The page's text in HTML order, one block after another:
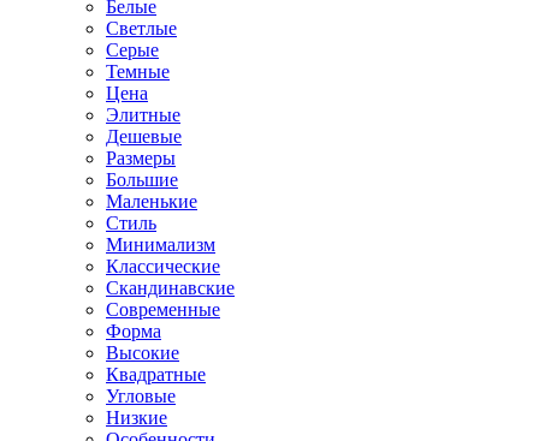
Белые
Светлые
Серые
Темные
Цена
Элитные
Дешевые
Размеры
Большие
Маленькие
Стиль
Минимализм
Классические
Скандинавские
Современные
Форма
Высокие
Квадратные
Угловые
Низкие